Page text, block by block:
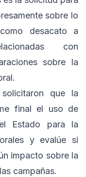
sobre lo
desacato a
con
sobre la
que la
final el uso de
Estado para la
y evalúe si
impacto sobre la
campañas.